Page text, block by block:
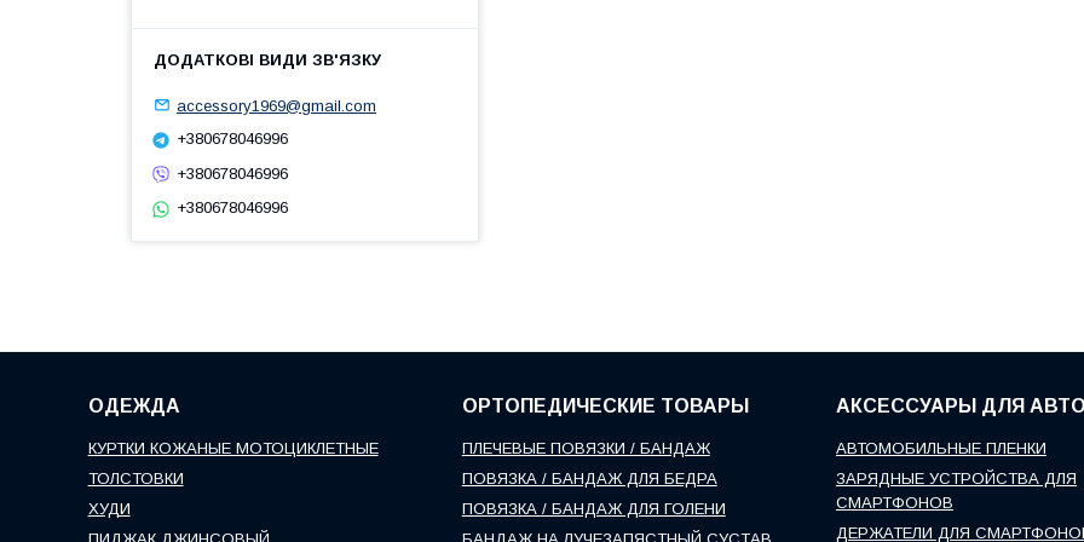
accessory1969@gmail.com
+380678046996
+380678046996
+380678046996
ОДЕЖДА
КУРТКИ КОЖАНЫЕ МОТОЦИКЛЕТНЫЕ
ТОЛСТОВКИ
ХУДИ
ОРТОПЕДИЧЕСКИЕ ТОВАРЫ
ПЛЕЧЕВЫЕ ПОВЯЗКИ / БАНДАЖ
ПОВЯЗКА / БАНДАЖ ДЛЯ БЕДРА
ПОВЯЗКА / БАНДАЖ ДЛЯ ГОЛЕНИ
АКСЕССУАРЫ ДЛЯ
АВТОМОБИЛЬНЫЕ ПЛЕНКИ
ЗАРЯДНЫЕ УСТРОЙСТВА ДЛЯ
СМАРТФОНОВ
ДЕРЖАТЕЛИ ДЛЯ